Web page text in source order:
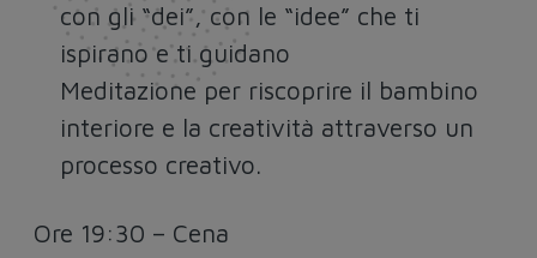
con gli “dei”, con le “idee” che ti
ispirano e ti guidano
Meditazione per riscoprire il bambino
interiore e la creatività attraverso un
processo creativo.
Ore 19:30 – Cena